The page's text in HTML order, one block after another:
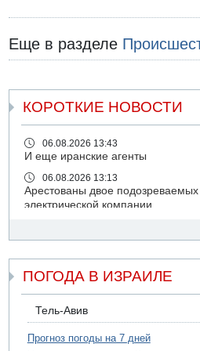
Еще в разделе
КОРОТКИЕ НОВОСТИ
06.08.2026 13:43
И еще иранские агенты
06.08.2026 13:13
Арестованы двое подозреваемых
электрической компании
Возле Кирьят-Арбы пожар на
06.08.2026 12:06
США не будут давить на Израиль
06.08.2026 11:41
Трое подростков ограбили
Взрыв в Северном Тель-Авиве
ПОГОДА В ИЗРАИЛЕ
Тель-Авив
Прогноз погоды на 7 дней